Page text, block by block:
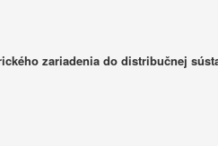
zariadenia do distribučnej